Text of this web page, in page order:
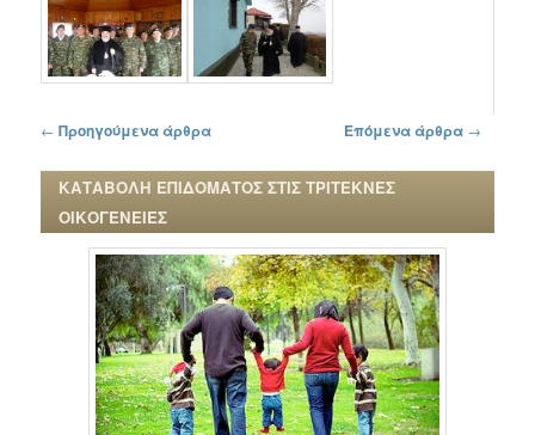
Πλοήγηση στα άρθρα
← Προηγούμενα άρθρα Επόμενα άρθρα →
ΚΑΤΑΒΟΛΗ ΕΠΙΔΟΜΑΤΟΣ ΣΤΙΣ ΤΡΙΤΕΚΝΕΣ
ΟΙΚΟΓΕΝΕΙΕΣ